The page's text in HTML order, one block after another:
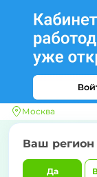
Москва
Ваш регион
Да